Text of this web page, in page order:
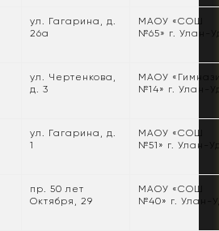
ул. Гагарина, д.
26а
МАОУ «СОШ
№65» г. Улан-
ул. Чертенкова,
д. 3
МАОУ
№14» г. Улан-
ул. Гагарина, д.
1
МАОУ «СОШ
№51» г. Улан-
пр. 50 лет
Октября, 29
МАОУ «СОШ
№40» г. Улан-